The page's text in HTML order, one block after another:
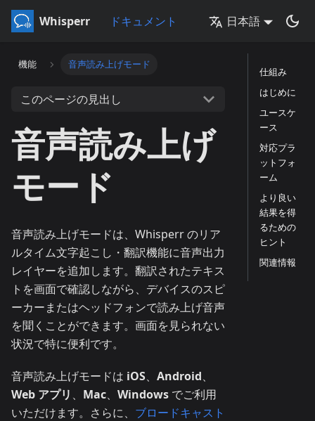
Whisperr ドキュメント 日本語
機能 音声読み上げモード
このページの見出し
音声読み上げ
モード
音声読み上げモードは、Whisperr のリア
ルタイム文字起こし・翻訳機能に音声出力
レイヤーを追加します。翻訳されたテキス
トを画面で確認しながら、デバイスのスピ
ーカーまたはヘッドフォンで読み上げ音声
を聞くことができます。画面を見られない
状況で特に便利です。
音声読み上げモードは iOS、 Android、
Web アプリ 、 Mac、 Windows でご利用
いただけます。さらに、 ブロードキャスト
仕組み
はじめに
ユースケ
ース
対応プラ
ットフォ
ーム
より良い
結果を得
るための
ヒント
関連情報